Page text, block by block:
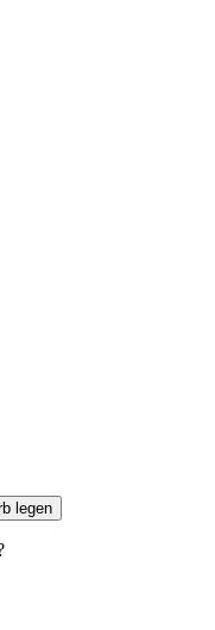
legen